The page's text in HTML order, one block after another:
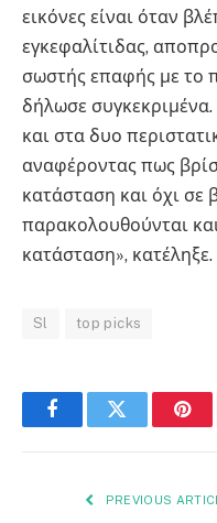
εικόνες είναι όταν
εγκεφαλίτιδας,
σωστής επαφής με το
δήλωσε συγκεκριμένα.
και στα δυο
αναφέροντας πως
κατάσταση και όχι σε
παρακολουθούνται
κατάσταση», κατέληξε.
Sl top picks
FacebookTwitter
PREVIOUS